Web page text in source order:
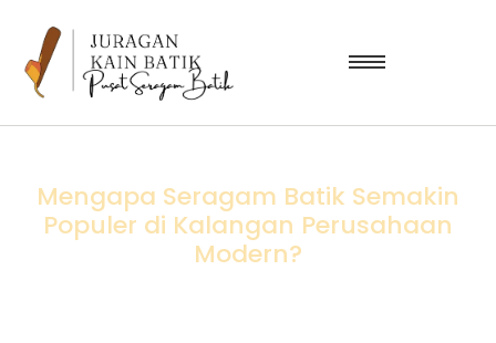
Mengapa Seragam Batik Semakin
Populer di Kalangan Perusahaan
Modern?